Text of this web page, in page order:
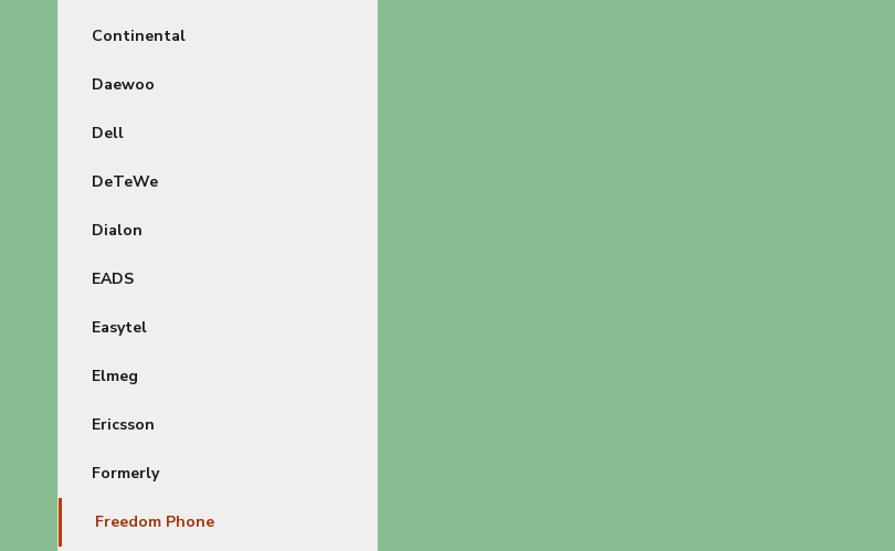
Continental
Daewoo
Dell
DeTeWe
Dialon
EADS
Easytel
Elmeg
Ericsson
Formerly
Freedom Phone